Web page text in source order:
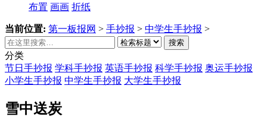
布置 画画 折纸
当前位置: 第一板报网 > 手抄报 > 中学生手抄报 >
搜索
分类
节日手抄报 学科手抄报 英语手抄报 科学手抄报 奥运手抄报
小学生手抄报 中学生手抄报 大学生手抄报
雪中送炭